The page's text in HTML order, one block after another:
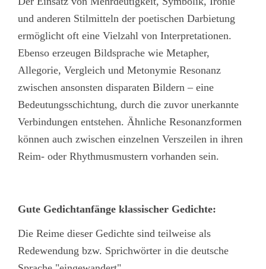
und anderen Stilmitteln der poetischen Darbietung
ermöglicht oft eine Vielzahl von Interpretationen.
Ebenso erzeugen Bildsprache wie Metapher,
Allegorie, Vergleich und Metonymie Resonanz
zwischen ansonsten disparaten Bildern – eine
Bedeutungsschichtung, durch die zuvor unerkannte
Verbindungen entstehen. Ähnliche Resonanzformen
können auch zwischen einzelnen Verszeilen in ihren
Reim- oder Rhythmusmustern vorhanden sein.
Gute Gedichtanfänge klassischer Gedichte:
Die Reime dieser Gedichte sind teilweise als
Redewendung bzw. Sprichwörter in die deutsche